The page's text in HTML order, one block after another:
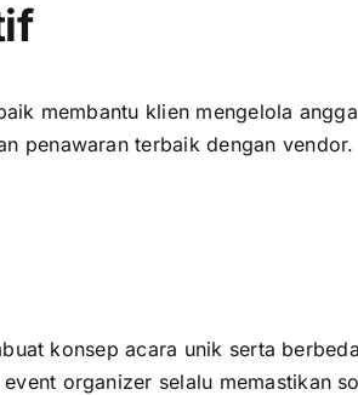
membantu klien mengelola
penawaran terbaik dengan
konsep acara unik serta
organizer selalu memastikan